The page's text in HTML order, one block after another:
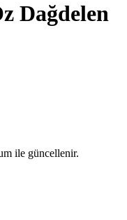
Dağdelen
ile güncellenir.